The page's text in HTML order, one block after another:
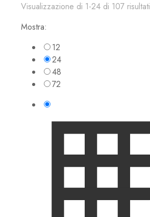
Visualizzazione di 1-24 di 107 risultati
Mostra:
12
24
48
72